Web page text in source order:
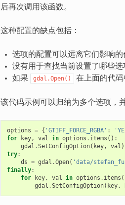
后再次调用该函数。
这种配置的缺点包括：
选项的配置可以远离它们影响的
没有用于查找当前设置了哪些选
如果
gdal.Open() 在上面的代码
该代码示例可以归纳为多个选项，
options = { 'GTIFF_FORCE_RGBA' :
for
key, val in options . items ():
gdal .SetConfigOption( key, val )
try:
ds = gdal .Open( 'data/
finally:
for
key, val in options . items
gdal .SetConfigOption( key,